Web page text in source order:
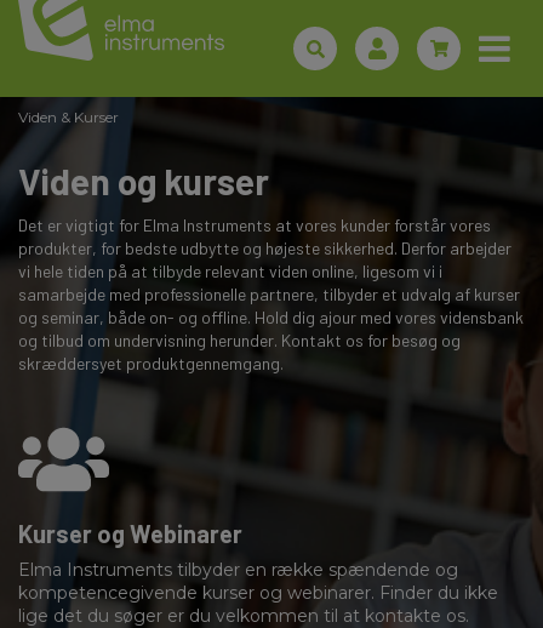
Viden & Kurser
Viden og kurser
Det er vigtigt for Elma Instruments at vores kunder forstår vores
produkter, for bedste udbytte og højeste sikkerhed. Derfor arbejder
vi hele tiden på at tilbyde relevant viden online, ligesom vi i
samarbejde med professionelle partnere, tilbyder et udvalg af kurser
og seminar, både on- og offline. Hold dig ajour med vores vidensbank
og tilbud om undervisning herunder. Kontakt os for besøg og
skræddersyet produktgennemgang.
Kurser og Webinarer
Elma Instruments tilbyder en række spændende og
kompetencegivende kurser og webinarer. Finder du ikke
lige det du søger er du velkommen til at kontakte os.